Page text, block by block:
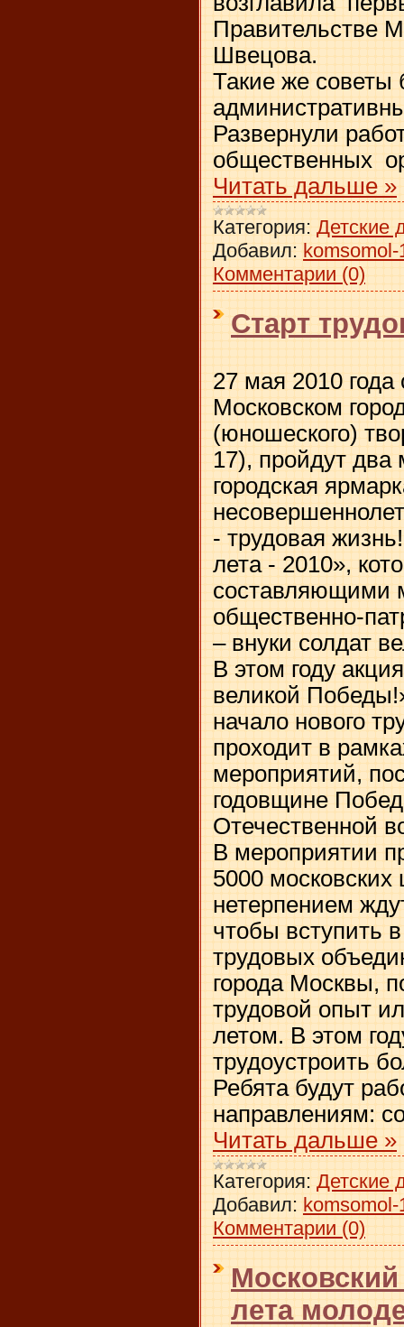
Правительстве
Швецова.
Такие же
Развернули
общественных
Читать дальше »
Категория: Детские
Добавил: komsomol-
Комментарии (0)
Старт
27 мая 2010 года
Московском
(юношеского)
17), пройдут два
городская
- трудовая
лета - 2010»,
составляющими
общественно-
– внуки солдат
В этом году
великой
начало нового
проходит в
мероприятий,
годовщине
Отечественной
В мероприятии
5000 московских
нетерпением
чтобы вступить
трудовых
города Москвы,
трудовой опыт
летом. В этом
трудоустроить
Ребята будут
направлениям:
Читать дальше »
Категория: Детские
Добавил: komsomol-
Комментарии (0)
Московский
лета